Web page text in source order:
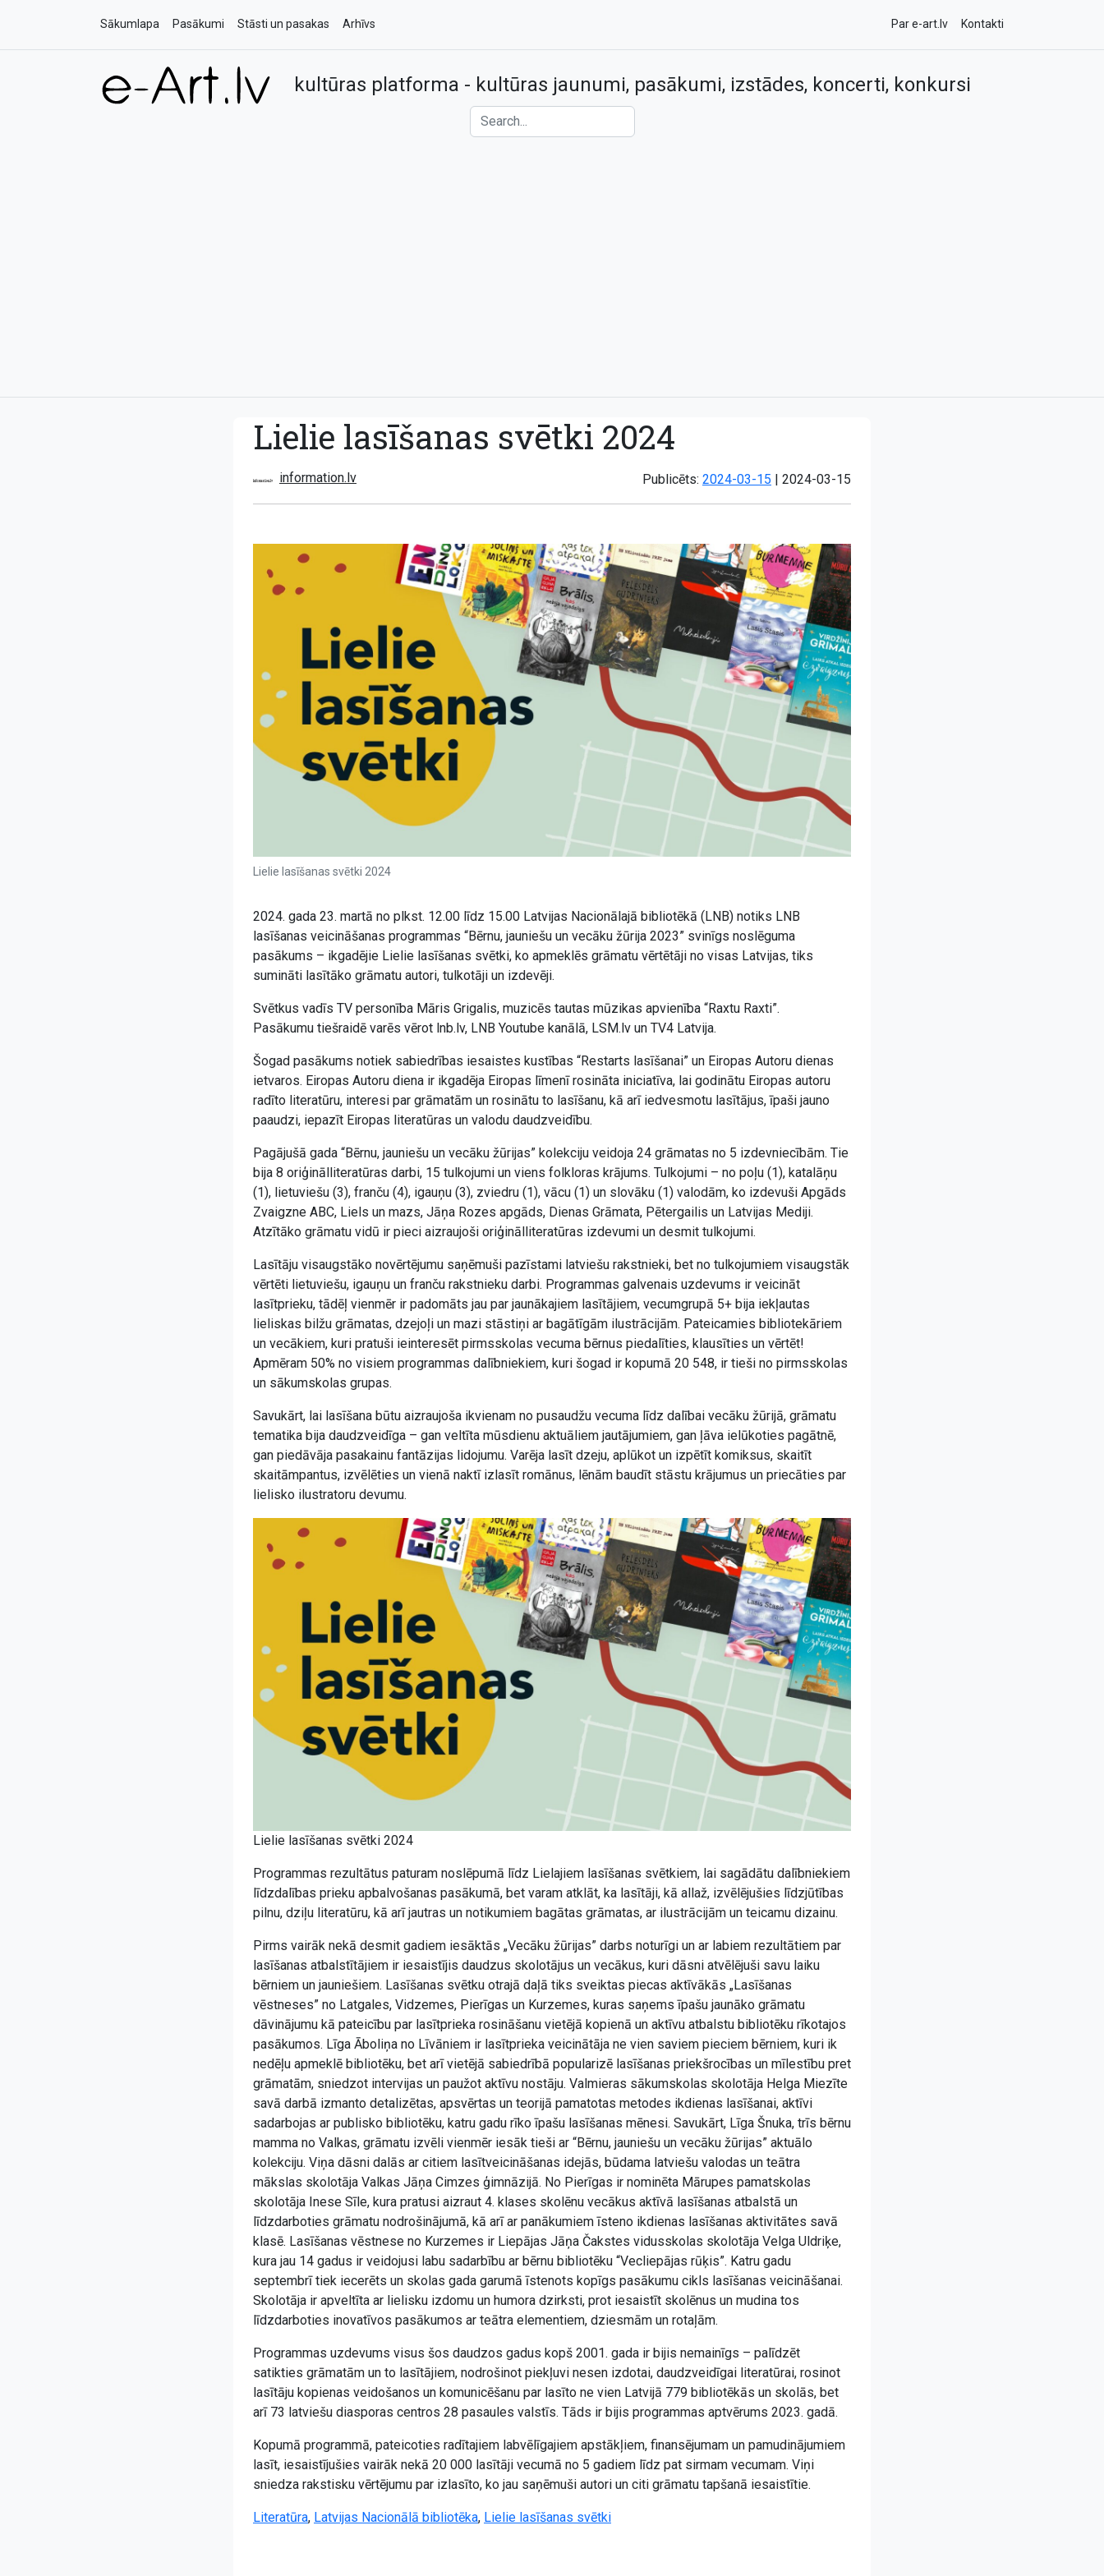
Sākumlapa Pasākumi Stāsti un pasakas Arhīvs Par e-art.lv Kontakti
kultūras platforma - kultūras jaunumi, pasākumi, izstādes, koncerti, konkursi
Lielie lasīšanas svētki 2024
information.lv Publicēts: 2024-03-15 Atjaunots:
2024-03-15
Lielie lasīšanas svētki 2024
2024. gada 23. martā no plkst. 12.00 līdz 15.00 Latvijas Nacionālajā bibliotēkā (LNB) notiks LNB
lasīšanas veicināšanas programmas “Bērnu, jauniešu un vecāku žūrija 2023” svinīgs noslēguma
pasākums – ikgadējie Lielie lasīšanas svētki, ko apmeklēs grāmatu vērtētāji no visas Latvijas, tiks
sumināti lasītāko grāmatu autori, tulkotāji un izdevēji.
Svētkus vadīs TV personība Māris Grigalis, muzicēs tautas mūzikas apvienība “Raxtu Raxti”.
Pasākumu tiešraidē varēs vērot lnb.lv, LNB Youtube kanālā, LSM.lv un TV4 Latvija.
Šogad pasākums notiek sabiedrības iesaistes kustības “Restarts lasīšanai” un Eiropas Autoru dienas
ietvaros. Eiropas Autoru diena ir ikgadēja Eiropas līmenī rosināta iniciatīva, lai godinātu Eiropas autoru
radīto literatūru, interesi par grāmatām un rosinātu to lasīšanu, kā arī iedvesmotu lasītājus, īpaši jauno
paaudzi, iepazīt Eiropas literatūras un valodu daudzveidību.
Pagājušā gada “Bērnu, jauniešu un vecāku žūrijas” kolekciju veidoja 24 grāmatas no 5 izdevniecībām. Tie
bija 8 oriģinālliteratūras darbi, 15 tulkojumi un viens folkloras krājums. Tulkojumi – no poļu (1), katalāņu
(1), lietuviešu (3), franču (4), igauņu (3), zviedru (1), vācu (1) un slovāku (1) valodām, ko izdevuši Apgāds
Zvaigzne ABC, Liels un mazs, Jāņa Rozes apgāds, Dienas Grāmata, Pētergailis un Latvijas Mediji.
Atzītāko grāmatu vidū ir pieci aizraujoši oriģinālliteratūras izdevumi un desmit tulkojumi.
Lasītāju visaugstāko novērtējumu saņēmuši pazīstami latviešu rakstnieki, bet no tulkojumiem visaugstāk
vērtēti lietuviešu, igauņu un franču rakstnieku darbi. Programmas galvenais uzdevums ir veicināt
lasītprieku, tādēļ vienmēr ir padomāts jau par jaunākajiem lasītājiem, vecumgrupā 5+ bija iekļautas
lieliskas bilžu grāmatas, dzejoļi un mazi stāstiņi ar bagātīgām ilustrācijām. Pateicamies bibliotekāriem
un vecākiem, kuri pratuši ieinteresēt pirmsskolas vecuma bērnus piedalīties, klausīties un vērtēt!
Apmēram 50% no visiem programmas dalībniekiem, kuri šogad ir kopumā 20 548, ir tieši no pirmsskolas
un sākumskolas grupas.
Savukārt, lai lasīšana būtu aizraujoša ikvienam no pusaudžu vecuma līdz dalībai vecāku žūrijā, grāmatu
tematika bija daudzveidīga – gan veltīta mūsdienu aktuāliem jautājumiem, gan ļāva ielūkoties pagātnē,
gan piedāvāja pasakainu fantāzijas lidojumu. Varēja lasīt dzeju, aplūkot un izpētīt komiksus, skaitīt
skaitāmpantus, izvēlēties un vienā naktī izlasīt romānus, lēnām baudīt stāstu krājumus un priecāties par
lielisko ilustratoru devumu.
Lielie lasīšanas svētki 2024
Programmas rezultātus paturam noslēpumā līdz Lielajiem lasīšanas svētkiem, lai sagādātu dalībniekiem
līdzdalības prieku apbalvošanas pasākumā, bet varam atklāt, ka lasītāji, kā allaž, izvēlējušies līdzjūtības
pilnu, dziļu literatūru, kā arī jautras un notikumiem bagātas grāmatas, ar ilustrācijām un teicamu dizainu.
Pirms vairāk nekā desmit gadiem iesāktās „Vecāku žūrijas” darbs noturīgi un ar labiem rezultātiem par
lasīšanas atbalstītājiem ir iesaistījis daudzus skolotājus un vecākus, kuri dāsni atvēlējuši savu laiku
bērniem un jauniešiem. Lasīšanas svētku otrajā daļā tiks sveiktas piecas aktīvākās „Lasīšanas
vēstneses” no Latgales, Vidzemes, Pierīgas un Kurzemes, kuras saņems īpašu jaunāko grāmatu
dāvinājumu kā pateicību par lasītprieka rosināšanu vietējā kopienā un aktīvu atbalstu bibliotēku rīkotajos
pasākumos. Līga Āboliņa no Līvāniem ir lasītprieka veicinātāja ne vien saviem pieciem bērniem, kuri ik
nedēļu apmeklē bibliotēku, bet arī vietējā sabiedrībā popularizē lasīšanas priekšrocības un mīlestību pret
grāmatām, sniedzot intervijas un paužot aktīvu nostāju. Valmieras sākumskolas skolotāja Helga Miezīte
savā darbā izmanto detalizētas, apsvērtas un teorijā pamatotas metodes ikdienas lasīšanai, aktīvi
sadarbojas ar publisko bibliotēku, katru gadu rīko īpašu lasīšanas mēnesi. Savukārt, Līga Šnuka, trīs bērnu
mamma no Valkas, grāmatu izvēli vienmēr iesāk tieši ar “Bērnu, jauniešu un vecāku žūrijas” aktuālo
kolekciju. Viņa dāsni dalās ar citiem lasītveicināšanas idejās, būdama latviešu valodas un teātra
mākslas skolotāja Valkas Jāņa Cimzes ģimnāzijā. No Pierīgas ir nominēta Mārupes pamatskolas
skolotāja Inese Sīle, kura pratusi aizraut 4. klases skolēnu vecākus aktīvā lasīšanas atbalstā un
līdzdarboties grāmatu nodrošinājumā, kā arī ar panākumiem īsteno ikdienas lasīšanas aktivitātes savā
klasē. Lasīšanas vēstnese no Kurzemes ir Liepājas Jāņa Čakstes vidusskolas skolotāja Velga Uldriķe,
kura jau 14 gadus ir veidojusi labu sadarbību ar bērnu bibliotēku “Vecliepājas rūķis”. Katru gadu
septembrī tiek iecerēts un skolas gada garumā īstenots kopīgs pasākumu cikls lasīšanas veicināšanai.
Skolotāja ir apveltīta ar lielisku izdomu un humora dzirksti, prot iesaistīt skolēnus un mudina tos
līdzdarboties inovatīvos pasākumos ar teātra elementiem, dziesmām un rotaļām.
Programmas uzdevums visus šos daudzos gadus kopš 2001. gada ir bijis nemainīgs – palīdzēt
satikties grāmatām un to lasītājiem, nodrošinot piekļuvi nesen izdotai, daudzveidīgai literatūrai, rosinot
lasītāju kopienas veidošanos un komunicēšanu par lasīto ne vien Latvijā 779 bibliotēkās un skolās, bet
arī 73 latviešu diasporas centros 28 pasaules valstīs. Tāds ir bijis programmas aptvērums 2023. gadā.
Kopumā programmā, pateicoties radītajiem labvēlīgajiem apstākļiem, finansējumam un pamudinājumiem
lasīt, iesaistījušies vairāk nekā 20 000 lasītāji vecumā no 5 gadiem līdz pat sirmam vecumam. Viņi
sniedza rakstisku vērtējumu par izlasīto, ko jau saņēmuši autori un citi grāmatu tapšanā iesaistītie.
Literatūra, Latvijas Nacionālā bibliotēka, Lielie lasīšanas svētki